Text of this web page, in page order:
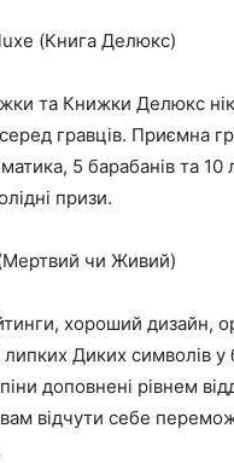
(Книга Делюкс)
та Книжки Делюкс
гравців. Приємна
5 барабанів та 10
призи.
чи Живий)
хороший дизайн,
липких Диких символів
доповнені рівнем
відчути себе